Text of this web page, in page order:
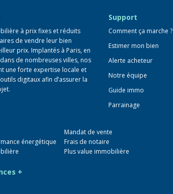
à prix fixes et réduits
de vendre leur bien
prix. Implantés à Paris, en
de nombreuses villes, nos
une forte expertise locale et
digitaux afin d’assurer la
Support
Comment ça marche ?
Estimer mon bien
Alerte acheteur
Notre équipe
Guide immo
Parrainage
énergétique
Mandat de vente
Frais de notaire
Plus value immobilière
+